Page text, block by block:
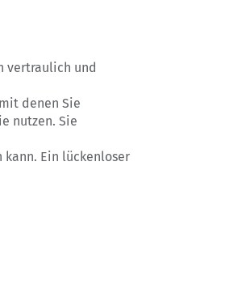
vertraulich und
denen Sie
nutzen. Sie
Ein lückenloser